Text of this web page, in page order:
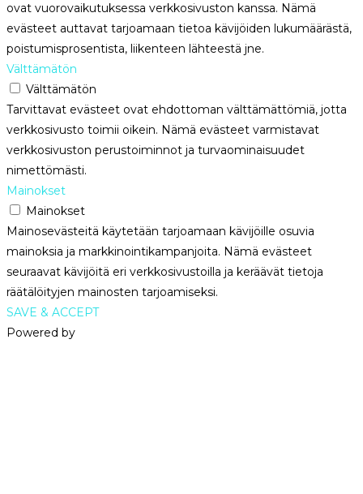
ovat vuorovaikutuksessa verkkosivuston kanssa. Nämä
evästeet auttavat tarjoamaan tietoa kävijöiden lukumäärästä,
poistumisprosentista, liikenteen lähteestä jne.
Välttämätön
Välttämätön
Tarvittavat evästeet ovat ehdottoman välttämättömiä, jotta
verkkosivusto toimii oikein. Nämä evästeet varmistavat
verkkosivuston perustoiminnot ja turvaominaisuudet
nimettömästi.
Mainokset
Mainokset
Mainosevästeitä käytetään tarjoamaan kävijöille osuvia
mainoksia ja markkinointikampanjoita. Nämä evästeet
seuraavat kävijöitä eri verkkosivustoilla ja keräävät tietoja
räätälöityjen mainosten tarjoamiseksi.
SAVE & ACCEPT
Powered by